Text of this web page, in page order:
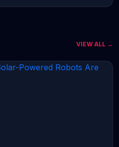
VIEW ALL →